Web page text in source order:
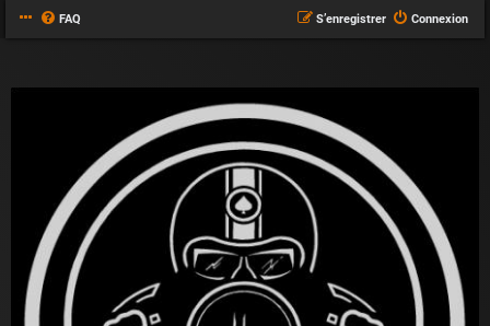
FAQ Connexion
S’enregistrer